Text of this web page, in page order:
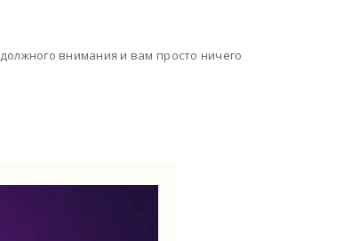
внимания и вам просто ничего